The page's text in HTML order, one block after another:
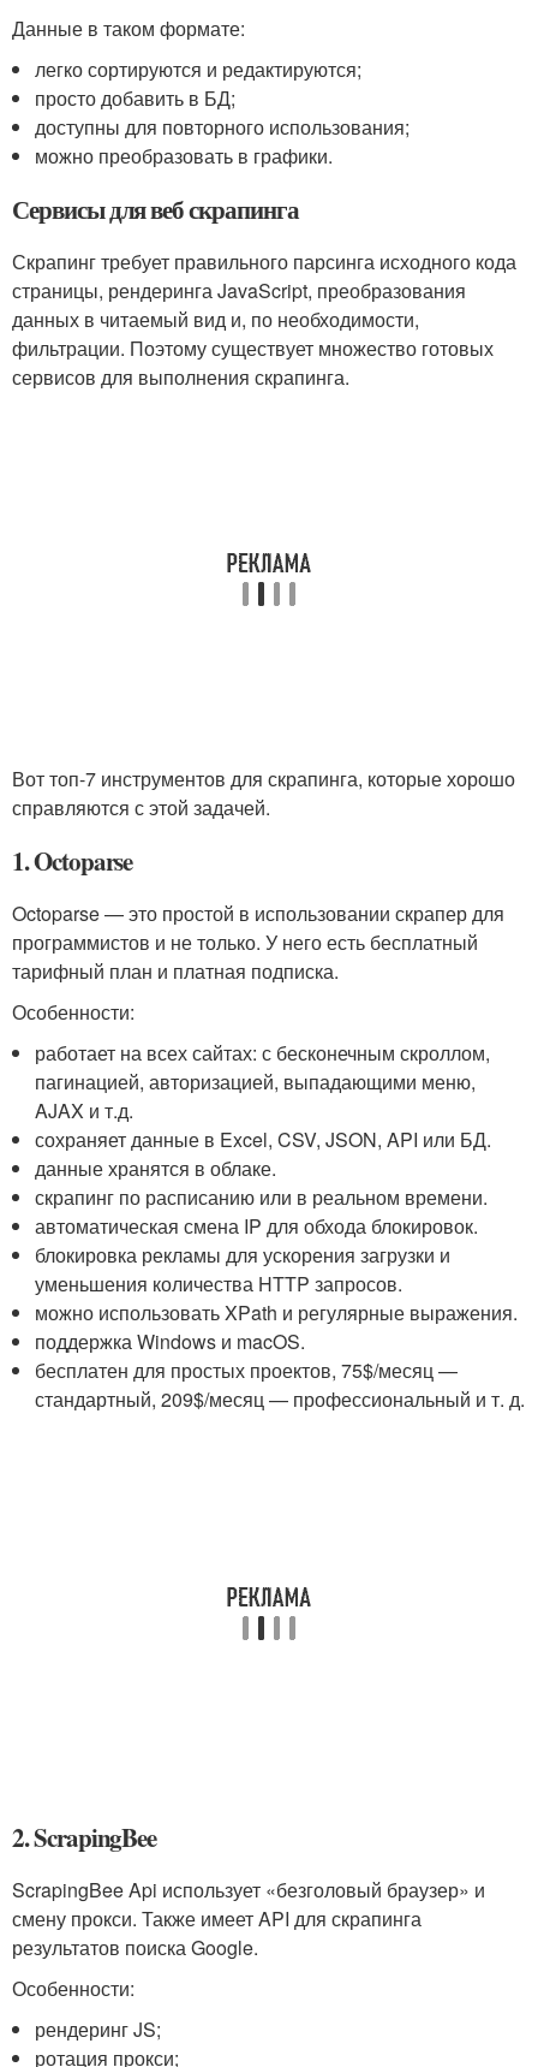
Данные в таком формате:
легко сортируются и редактируются;
просто добавить в БД;
доступны для повторного использования;
можно преобразовать в графики.
Сервисы для веб скрапинга
Скрапинг требует правильного парсинга исходного кода
страницы, рендеринга JavaScript, преобразования
данных в читаемый вид и, по необходимости,
фильтрации. Поэтому существует множество готовых
сервисов для выполнения скрапинга.
Вот топ-7 инструментов для скрапинга, которые хорошо
справляются с этой задачей.
1. Octoparse
Octoparse — это простой в использовании скрапер для
программистов и не только. У него есть бесплатный
тарифный план и платная подписка.
Особенности:
работает на всех сайтах: с бесконечным скроллом,
пагинацией, авторизацией, выпадающими меню,
AJAX и т.д.
сохраняет данные в Excel, CSV, JSON, API или БД.
данные хранятся в облаке.
скрапинг по расписанию или в реальном времени.
автоматическая смена IP для обхода блокировок.
блокировка рекламы для ускорения загрузки и
уменьшения количества HTTP запросов.
можно использовать XPath и регулярные выражения.
поддержка Windows и macOS.
бесплатен для простых проектов, 75$/месяц —
стандартный, 209$/месяц — профессиональный и т. д.
2. ScrapingBee
ScrapingBee Api использует «безголовый браузер» и
смену прокси. Также имеет API для скрапинга
результатов поиска Google.
Особенности:
рендеринг JS;
ротация прокси;